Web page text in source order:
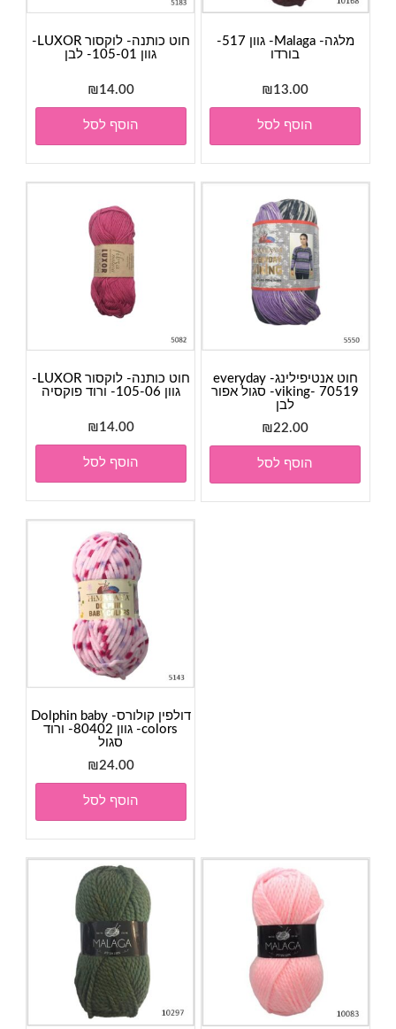
מלגה- Malaga- גוון 517-
בורדו
₪13.00
הוסף לסל
חוט כותנה- לוקסור LUXOR-
גוון 105-01- לבן
₪14.00
הוסף לסל
חוט אנטיפילינג- everyday
viking- 70519- סגול אפור
לבן
₪22.00
הוסף לסל
חוט כותנה- לוקסור LUXOR-
גוון 105-06- ורוד פוקסיה
₪14.00
הוסף לסל
דולפין קולורס- Dolphin baby
colors- גוון 80402- ורוד
סגול
₪24.00
הוסף לסל